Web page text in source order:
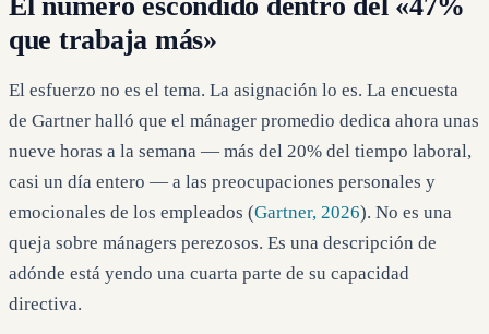
que trabaja más»
El esfuerzo no es el tema. La asignación lo es. La encuesta
de Gartner halló que el mánager promedio dedica ahora unas
nueve horas a la semana — más del 20% del tiempo laboral,
casi un día entero — a las preocupaciones personales y
emocionales de los empleados (Gartner, 2026). No es una
queja sobre mánagers perezosos. Es una descripción de
adónde está yendo una cuarta parte de su capacidad
directiva.